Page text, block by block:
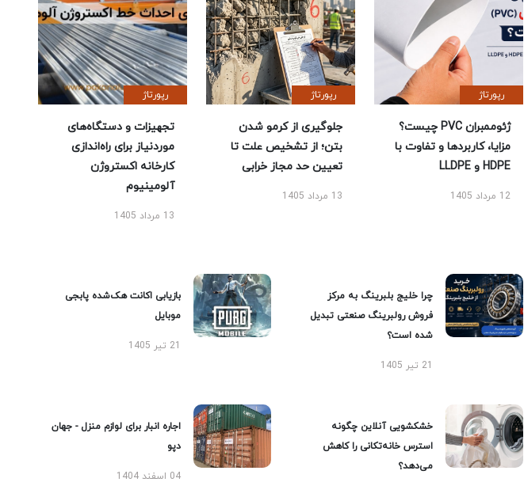
رپورتاژ
ژئوممبران PVC چیست؟
مزایا، کاربردها و تفاوت با
HDPE و LLDPE
12 مرداد 1405
رپورتاژ
جلوگیری از کرمو شدن
بتن؛ از تشخیص علت تا
تعیین حد مجاز خرابی
13 مرداد 1405
رپورتاژ
تجهیزات و دستگاه‌های
موردنیاز برای راه‌اندازی
کارخانه اکستروژن
آلومینیوم
13 مرداد 1405
چرا خلیج بلبرینگ به مرکز
فروش رولبرینگ صنعتی تبدیل
شده است؟
21 تیر 1405
بازیابی اکانت هک‌شده پابجی
موبایل
21 تیر 1405
خشکشویی آنلاین چگونه
استرس خانه‌تکانی را کاهش
می‌دهد؟
اجاره انبار برای لوازم منزل - جهان
دپو
04 اسفند 1404